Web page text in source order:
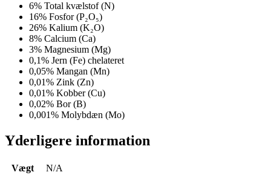
6% Total kvælstof (N)
16% Fosfor (P₂O₅)
26% Kalium (K₂O)
8% Calcium (Ca)
3% Magnesium (Mg)
0,1% Jern (Fe) chelateret
0,05% Mangan (Mn)
0,01% Zink (Zn)
0,01% Kobber (Cu)
0,02% Bor (B)
0,001% Molybdæn (Mo)
Yderligere information
Vægt N/A